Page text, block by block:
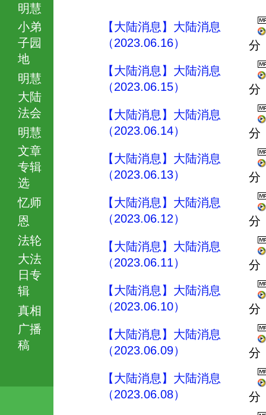
明慧
小弟
子园
地
明慧
大陆
法会
明慧
文章
专辑
选
忆师
恩
法轮
大法
日专
辑
真相
广播
稿
【大陆消息】大陆消息
（2023.06.16）
分
【大陆消息】大陆消息
（2023.06.15）
分
【大陆消息】大陆消息
（2023.06.14）
分
【大陆消息】大陆消息
（2023.06.13）
分
【大陆消息】大陆消息
（2023.06.12）
分
【大陆消息】大陆消息
（2023.06.11）
分
【大陆消息】大陆消息
（2023.06.10）
分
【大陆消息】大陆消息
（2023.06.09）
分
【大陆消息】大陆消息
（2023.06.08）
分